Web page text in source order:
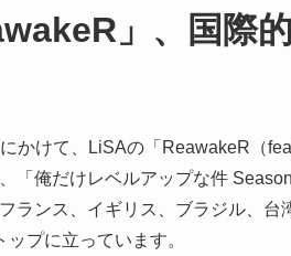
」、国際
かけて、LiSAの「ReawakeR（
「俺だけレベルアップな件
ランス、イギリス、ブラジル、台
プに立っています。